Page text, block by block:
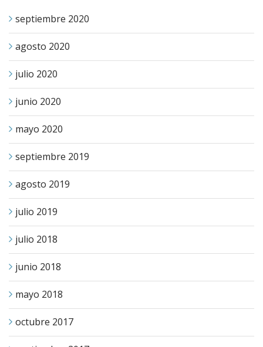
septiembre 2020
agosto 2020
julio 2020
junio 2020
mayo 2020
septiembre 2019
agosto 2019
julio 2019
julio 2018
junio 2018
mayo 2018
octubre 2017